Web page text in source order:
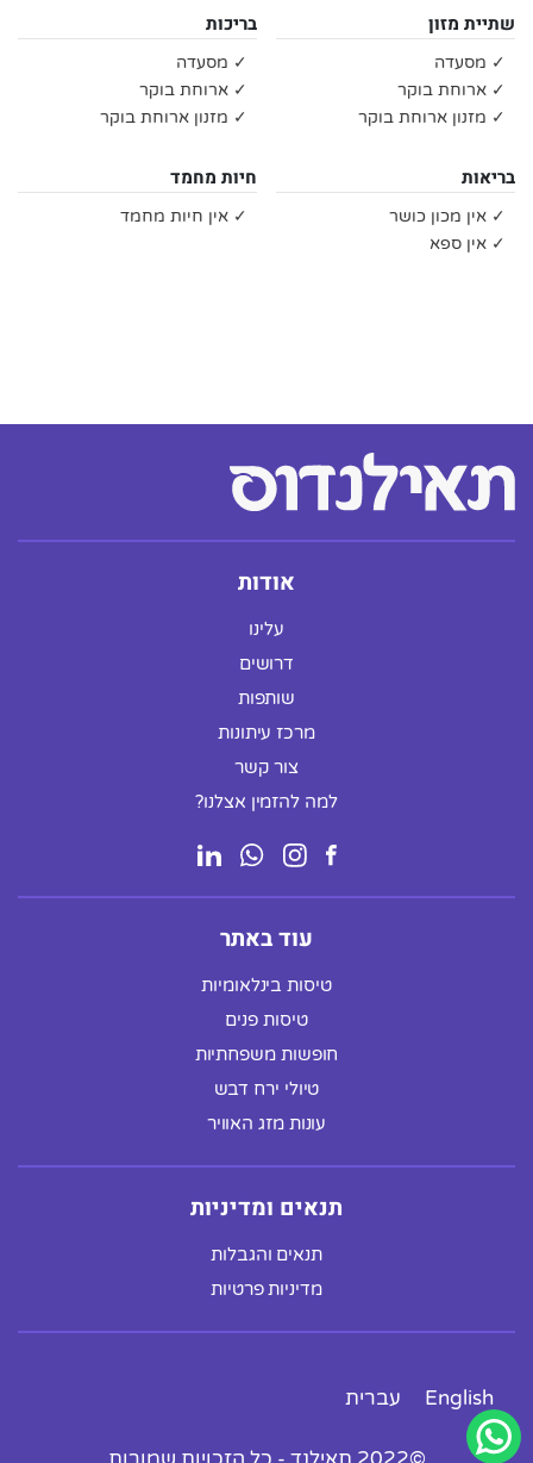
שתיית מזון
✓ מסעדה
✓ ארוחת בוקר
✓ מזנון ארוחת בוקר
בריכות
✓ מסעדה
✓ ארוחת בוקר
✓ מזנון ארוחת בוקר
בריאות
✓ אין מכון כושר
✓ אין ספא
חיות מחמד
✓ אין חיות מחמד
אודות
עלינו
דרושים
שותפות
מרכז עיתונות
צור קשר
למה להזמין אצלנו?
עוד באתר
טיסות בינלאומיות
טיסות פנים
חופשות משפחתיות
טיולי ירח דבש
עונות מזג האוויר
תנאים ומדיניות
תנאים והגבלות
מדיניות פרטיות
English עברית